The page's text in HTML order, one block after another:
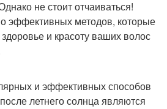
не стоит отчаиваться!
эффективных методов, которые
и красоту ваших волос
и эффективных способов
летнего солнца являются